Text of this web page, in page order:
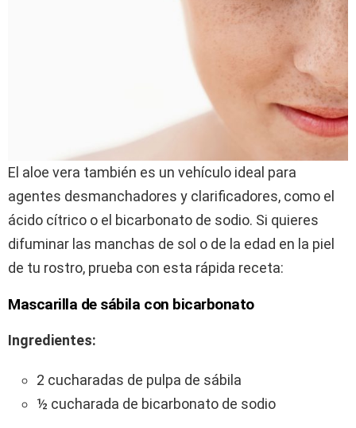
El aloe vera también es un vehículo ideal para
agentes desmanchadores y clarificadores, como el
ácido cítrico o el bicarbonato de sodio. Si quieres
difuminar las manchas de sol o de la edad en la piel
de tu rostro, prueba con esta rápida receta:
Mascarilla de sábila con bicarbonato
Ingredientes:
2 cucharadas de pulpa de sábila
½ cucharada de bicarbonato de sodio